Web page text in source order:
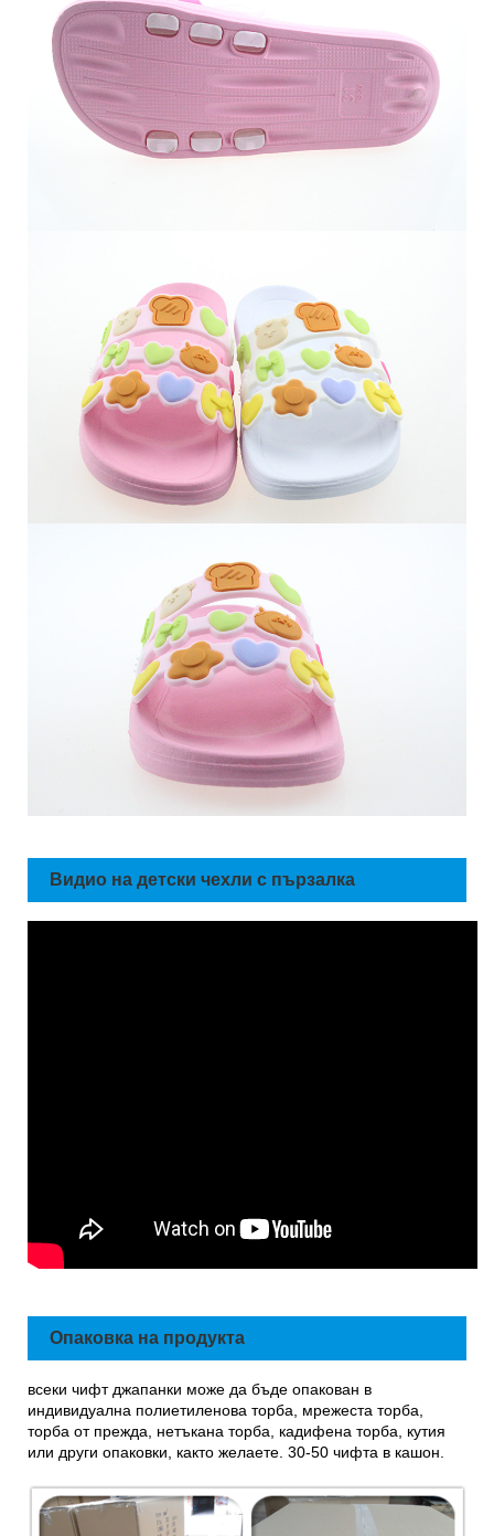
Видио на детски чехли с пързалка
Опаковка на продукта
всеки чифт джапанки може да бъде опакован в
индивидуална полиетиленова торба, мрежеста торба,
торба от прежда, нетъкана торба, кадифена торба, кутия
или други опаковки, както желаете. 30-50 чифта в кашон.